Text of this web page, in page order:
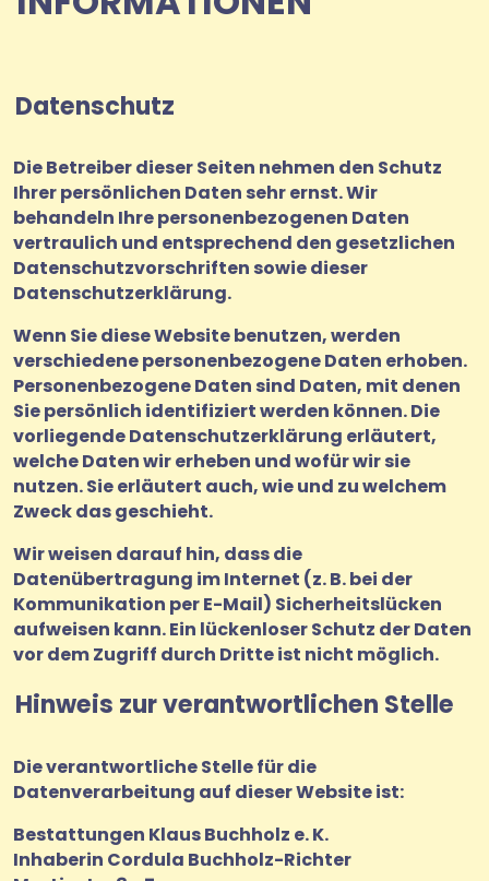
Datenschutz
Die Betreiber dieser Seiten nehmen den Schutz
Ihrer persönlichen Daten sehr ernst. Wir
behandeln Ihre personenbezogenen Daten
vertraulich und entsprechend den gesetzlichen
Datenschutzvorschriften sowie dieser
Datenschutzerklärung.
Wenn Sie diese Website benutzen, werden
verschiedene personenbezogene Daten erhoben.
Personenbezogene Daten sind Daten, mit denen
Sie persönlich identifiziert werden können. Die
vorliegende Datenschutzerklärung erläutert,
welche Daten wir erheben und wofür wir sie
nutzen. Sie erläutert auch, wie und zu welchem
Zweck das geschieht.
Wir weisen darauf hin, dass die
Datenübertragung im Internet (z. B. bei der
Kommunikation per E-Mail) Sicherheitslücken
aufweisen kann. Ein lückenloser Schutz der Daten
vor dem Zugriff durch Dritte ist nicht möglich.
Hinweis zur verantwortlichen Stelle
Die verantwortliche Stelle für die
Datenverarbeitung auf dieser Website ist:
Bestattungen Klaus Buchholz e. K.
Inhaberin Cordula Buchholz-Richter